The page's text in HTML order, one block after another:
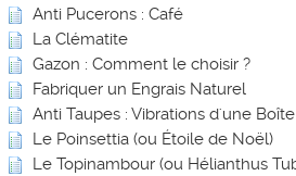
Anti Pucerons : Café
La Clématite
Gazon : Comment le choisir ?
Fabriquer un Engrais Naturel
Anti Taupes : Vibrations d'une
Le Poinsettia (ou Étoile de Noël)
Le Topinambour (ou Hélianthus